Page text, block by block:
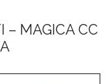
– MAGICA CC